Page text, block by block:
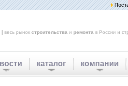
| весь рынок строительства и ремонта в России и
каталог компании